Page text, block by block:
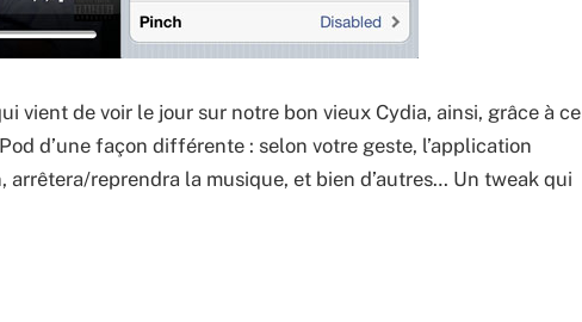
vient de voir le jour sur notre bon vieux Cydia, ainsi, grâce à ce
d’une façon différente : selon votre geste, l’application
arrêtera/reprendra la musique, et bien d’autres… Un tweak qui